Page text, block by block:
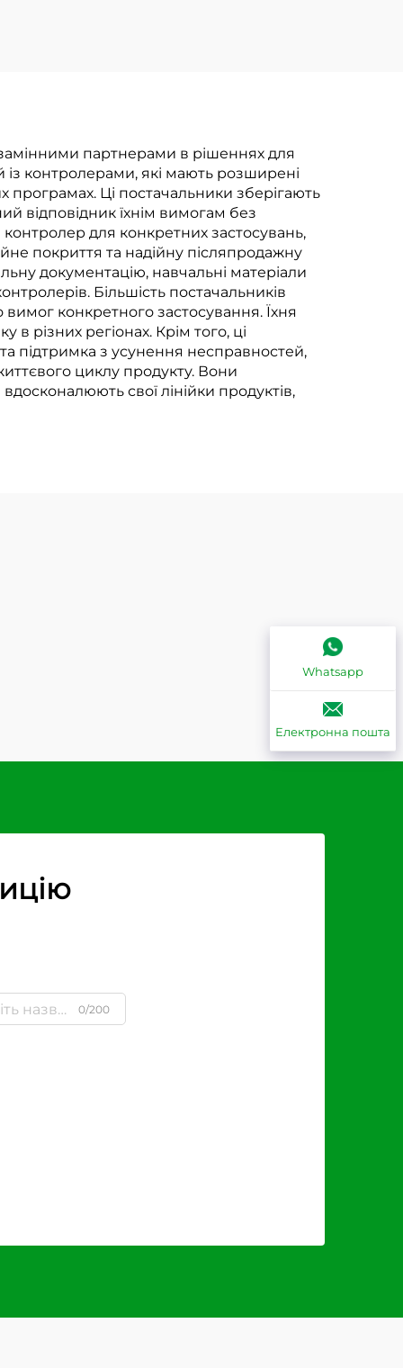
партнерами в рішеннях для
контролерами, які мають розширені
Ці постачальники зберігають
відповідник їхнім вимогам без
контролер для конкретних застосувань,
покриття та надійну післяпродажну
документацію, навчальні матеріали
Більшість постачальників
конкретного застосування. Їхня
в різних регіонах. Крім того, ці
підтримка з усунення несправностей,
циклу продукту. Вони
свої лінійки продуктів,
0/200
Whatsapp
Електронна пошта